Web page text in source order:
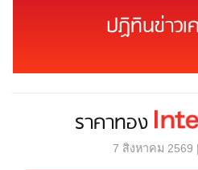
ปฏิทินข่าว
ราคาทอง
7 สิงหาคม 2569